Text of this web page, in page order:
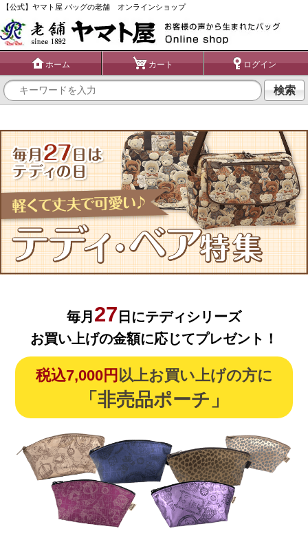
【公式】ヤマト屋 バッグの老舗 オンラインショップ
ホーム カート ログイン
検索
毎月 27 日にテディシリーズ
お買い上げの金額に応じてプレゼント！
税込7,000円 以上お買い上げの方に
「非売品ポーチ」